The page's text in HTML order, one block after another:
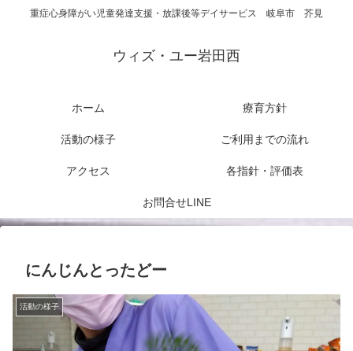
重症心身障がい児童発達支援・放課後等デイサービス 岐阜市 芥見
ウィズ・ユー岩田西
ホーム 療育方針
活動の様子 ご利用までの流れ
アクセス 各指針・評価表
お問合せLINE
にんじんとったどー
活動の様子